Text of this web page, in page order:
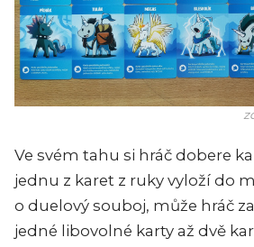
Ve svém tahu si hráč dobere
jednu z karet z ruky vyloží do
o duelový souboj, může hráč
jedné libovolné karty až dvě